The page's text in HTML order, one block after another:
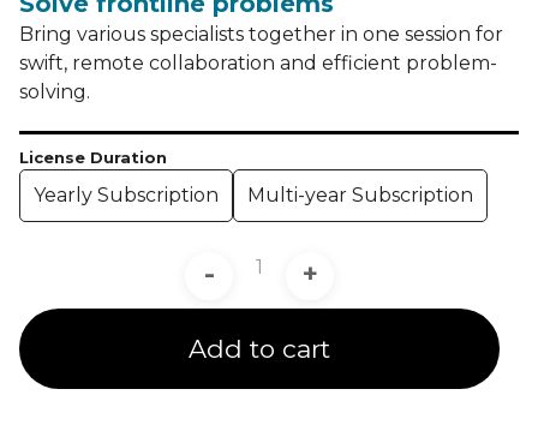
Bring various specialists together in one session for
swift, remote collaboration and efficient problem-
solving.
License Duration
Yearly Subscription Multi-year Subscription
- +
Add to cart